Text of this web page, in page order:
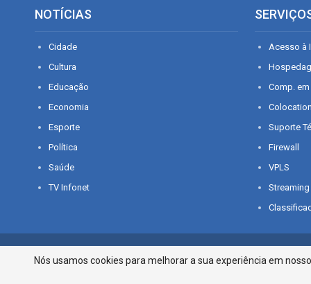
NOTÍCIAS
Cidade
Cultura
Educação
Economia
Esporte
Política
Saúde
TV Infonet
Acesso à
Comp.
Suporte
Firewall
VPLS
Streaming
© 2026 - O que é notícia em Sergipe. Todos os direitos reservados.
Nós usamos cookies para melhorar a sua experiência em